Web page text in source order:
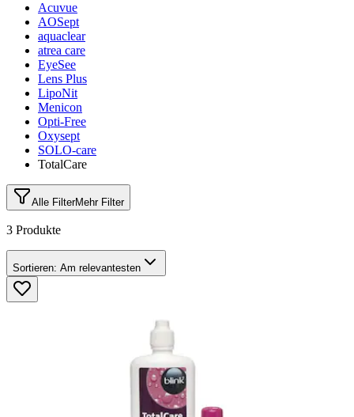
Acuvue
AOSept
aquaclear
atrea care
EyeSee
Lens Plus
LipoNit
Menicon
Opti-Free
Oxysept
SOLO-care
TotalCare
Alle FilterMehr Filter
3 Produkte
Sortieren: Am relevantesten